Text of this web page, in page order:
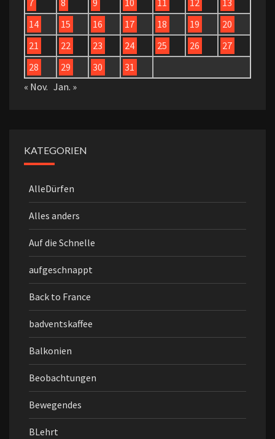
7 8 9 10 11 12
13
14
15 16 17 18 19
20
21
22 23 24 25 26
27
28
29 30
31
« Nov. Jan. »
KATEGORIEN
AlleDürfen
Alles anders
Auf die Schnelle
aufgeschnappt
Back to France
badventskaffee
Balkonien
Beobachtungen
Bewegendes
BLehrt